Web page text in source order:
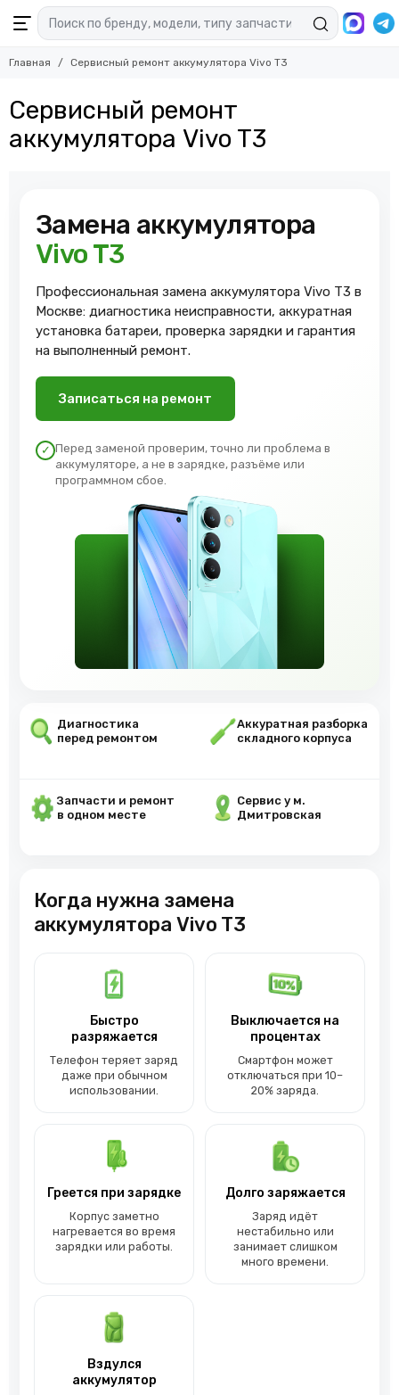
Главная Сервисный ремонт аккумулятора Vivo T3
Сервисный ремонт
аккумулятора Vivo T3
Замена аккумулятора
Vivo T3
Профессиональная замена аккумулятора Vivo T3 в
Москве: диагностика неисправности, аккуратная
установка батареи, проверка зарядки и гарантия
на выполненный ремонт.
Записаться на ремонт
✓ Перед заменой проверим, точно ли проблема в
аккумуляторе, а не в зарядке, разъёме или
программном сбое.
Диагностика
перед ремонтом
Аккуратная разборка
складного корпуса
Запчасти и ремонт
в одном месте
Сервис у м.
Дмитровская
Когда нужна замена
аккумулятора Vivo T3
Быстро
разряжается
Телефон теряет заряд
даже при обычном
использовании.
Выключается на
процентах
Смартфон может
отключаться при 10–
20% заряда.
Греется при зарядке
Корпус заметно
нагревается во время
зарядки или работы.
Долго заряжается
Заряд идёт
нестабильно или
занимает слишком
много времени.
Вздулся
аккумулятор